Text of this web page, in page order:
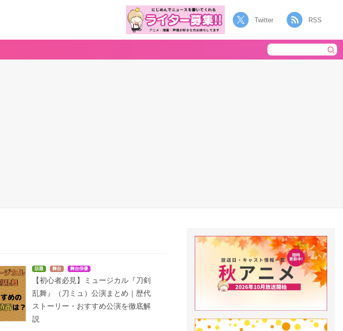
Twitter RSS
話題 舞台 舞台俳優
【初心者必見】ミュージカル『刀剣
乱舞』（刀ミュ）公演まとめ｜歴代
ストーリー・おすすめ公演を徹底解
説